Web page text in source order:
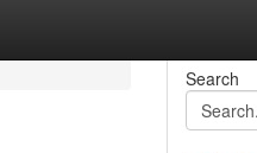
Search